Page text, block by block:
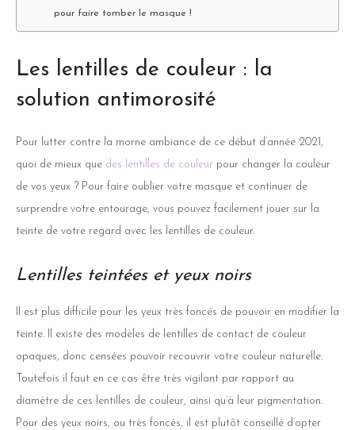
pour faire tomber le masque !
Les lentilles de couleur : la
solution antimorosité
Pour lutter contre la morne ambiance de ce début d’année 2021,
quoi de mieux que des lentilles de couleur pour changer la couleur
de vos yeux ? Pour faire oublier votre masque et continuer de
surprendre votre entourage, vous pouvez facilement jouer sur la
teinte de votre regard avec les lentilles de couleur.
Lentilles teintées et yeux noirs
Il est plus difficile pour les yeux très foncés de pouvoir en modifier la
teinte. Il existe des modèles de lentilles de contact de couleur
opaques, donc censées pouvoir recouvrir votre couleur naturelle.
Toutefois il faut en ce cas être très vigilant par rapport au
diamètre de ces lentilles de couleur, ainsi qu’à leur pigmentation.
Pour des yeux noirs, ou très foncés, il est plutôt conseillé d’opter